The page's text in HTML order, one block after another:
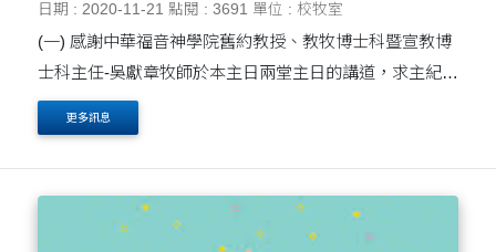
日期 : 2020-11-21 點閱 : 3691 單位 : 校牧室
(一) 感謝中華福音神學院舊約教授、教牧博士科暨宣教博
士科主任-吳獻章牧師於本主日兩堂主日的講道，求主紀念
賜福。吳牧師的靈修著作：《約拿書註釋:其實你不懂我的
心》、《何西阿書註釋—何日君再回....
更多訊息